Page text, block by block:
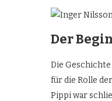
Der
Die
für die Rolle
Pippi war